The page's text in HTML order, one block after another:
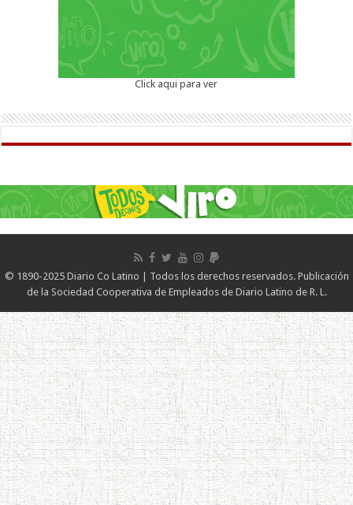
Click aqui para ver
© 1890-2025 Diario Co Latino | Todos los derechos reservados. Publicación
de la Sociedad Cooperativa de Empleados de Diario Latino de R. L.